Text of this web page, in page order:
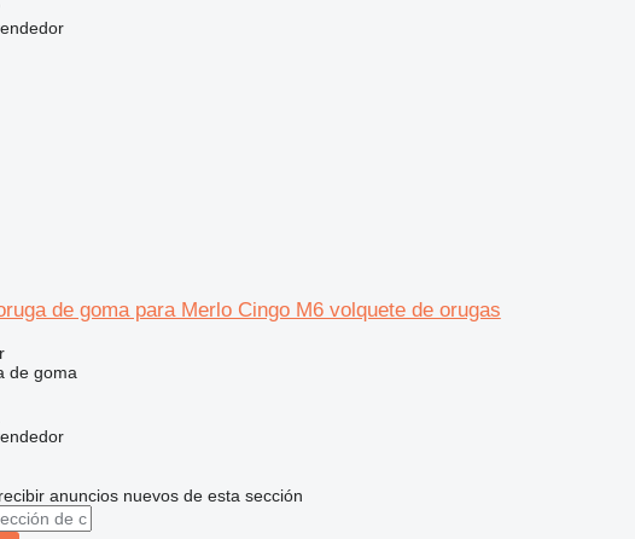
de goma para Merlo Cingo M6 volquete de orugas
de goma
anuncios nuevos de esta sección